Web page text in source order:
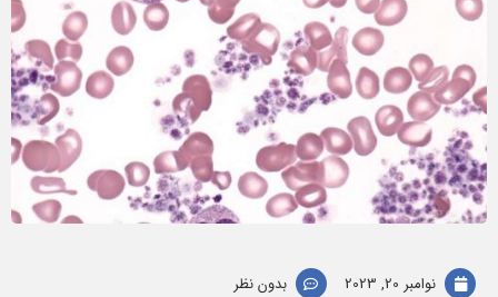
نوامبر 20, 2023 بدون نظر